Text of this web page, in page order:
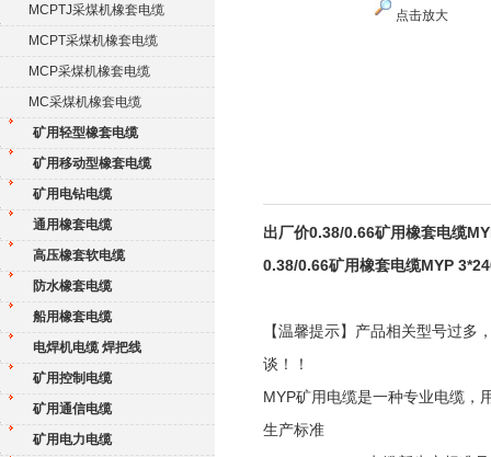
MCPTJ采煤机橡套电缆
MCPT采煤机橡套电缆
MCP采煤机橡套电缆
MC采煤机橡套电缆
矿用轻型橡套电缆
矿用移动型橡套电缆
矿用电钻电缆
通用橡套电缆
高压橡套软电缆
防水橡套电缆
船用橡套电缆
电焊机电缆 焊把线
矿用控制电缆
矿用通信电缆
矿用电力电缆
点击放大
出厂价0.38/0.66矿用橡套电缆
0.38/0.66矿用橡套电缆MYP
【温馨提示】产品相关型号过
谈！！
MYP矿用电缆是一种专业电缆，
生产标准